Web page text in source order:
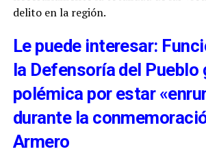
delito en la región.
Le puede interesar:
la Defensoría del Pueblo
polémica por estar
durante la
Armero